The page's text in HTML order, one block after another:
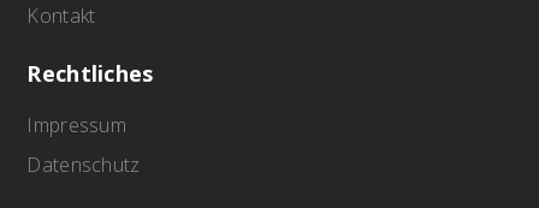
Kontakt
Rechtliches
Impressum
Datenschutz